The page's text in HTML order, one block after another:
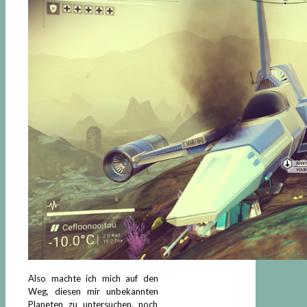
Also machte ich mich auf den
Weg, diesen mir unbekannten
Planeten zu untersuchen, noch